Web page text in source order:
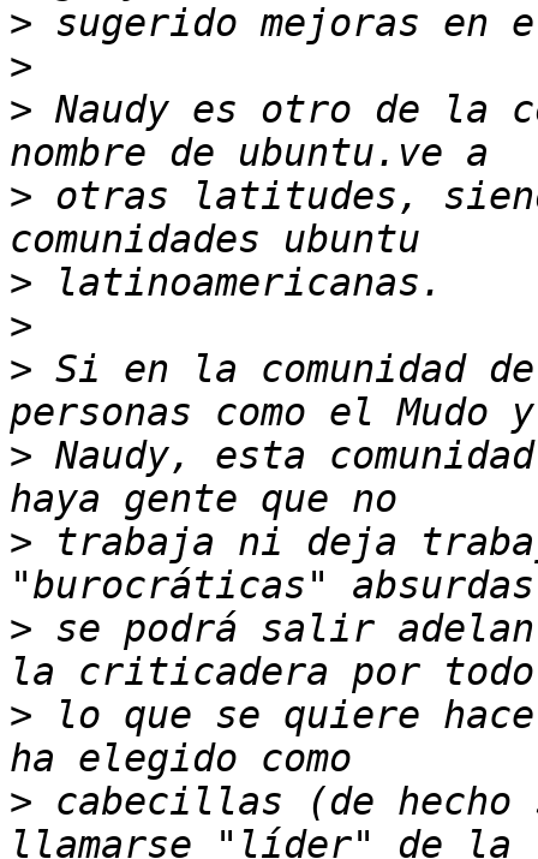
>
>
> Naudy es otro de la
> otras latitudes,
>
>
> Si en la comunidad
> Naudy, esta
> trabaja ni deja
> se podrá salir
> lo que se quiere
> cabecillas (de hecho